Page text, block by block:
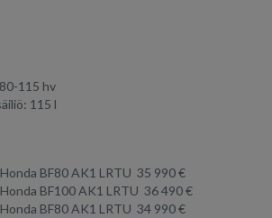
115 hv
115 l
BF80 AK1 LRTU 35 990 €
BF100 AK1 LRTU 36 490 €
BF80 AK1 LRTU 34 990 €